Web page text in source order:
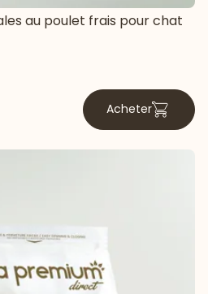
au poulet frais pour chat
Acheter